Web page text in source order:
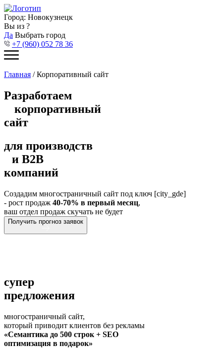
Город: Новокузнецк
Вы из ?
Да Выбрать город
+7 (960) 052 78 36
Главная / Корпоративный сайт
Разработаем
корпоративный
сайт
для производств
и В2В
компаний
Создадим многостраничный сайт под ключ [city_gde]
- рост продаж 40-70% в первый месяц,
ваш отдел продаж скучать не будет
Получить прогноз заявок
супер
предложения
многостраничный сайт,
который приводит клиентов без рекламы
«Семантика до 500 строк + SEO
оптимизация в подарок»